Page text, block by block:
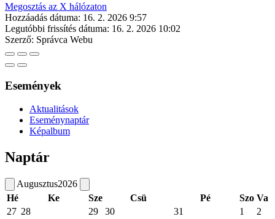
Megosztás az X hálózaton
Hozzáadás dátuma: 16. 2. 2026 9:57
Legutóbbi frissítés dátuma: 16. 2. 2026 10:02
Szerző: Správca Webu
Események
Aktualitások
Eseménynaptár
Képalbum
Naptár
Augusztus2026
Hé
Ke Sze Csü Pé Szo Va
27 28 29 30 31 1 2